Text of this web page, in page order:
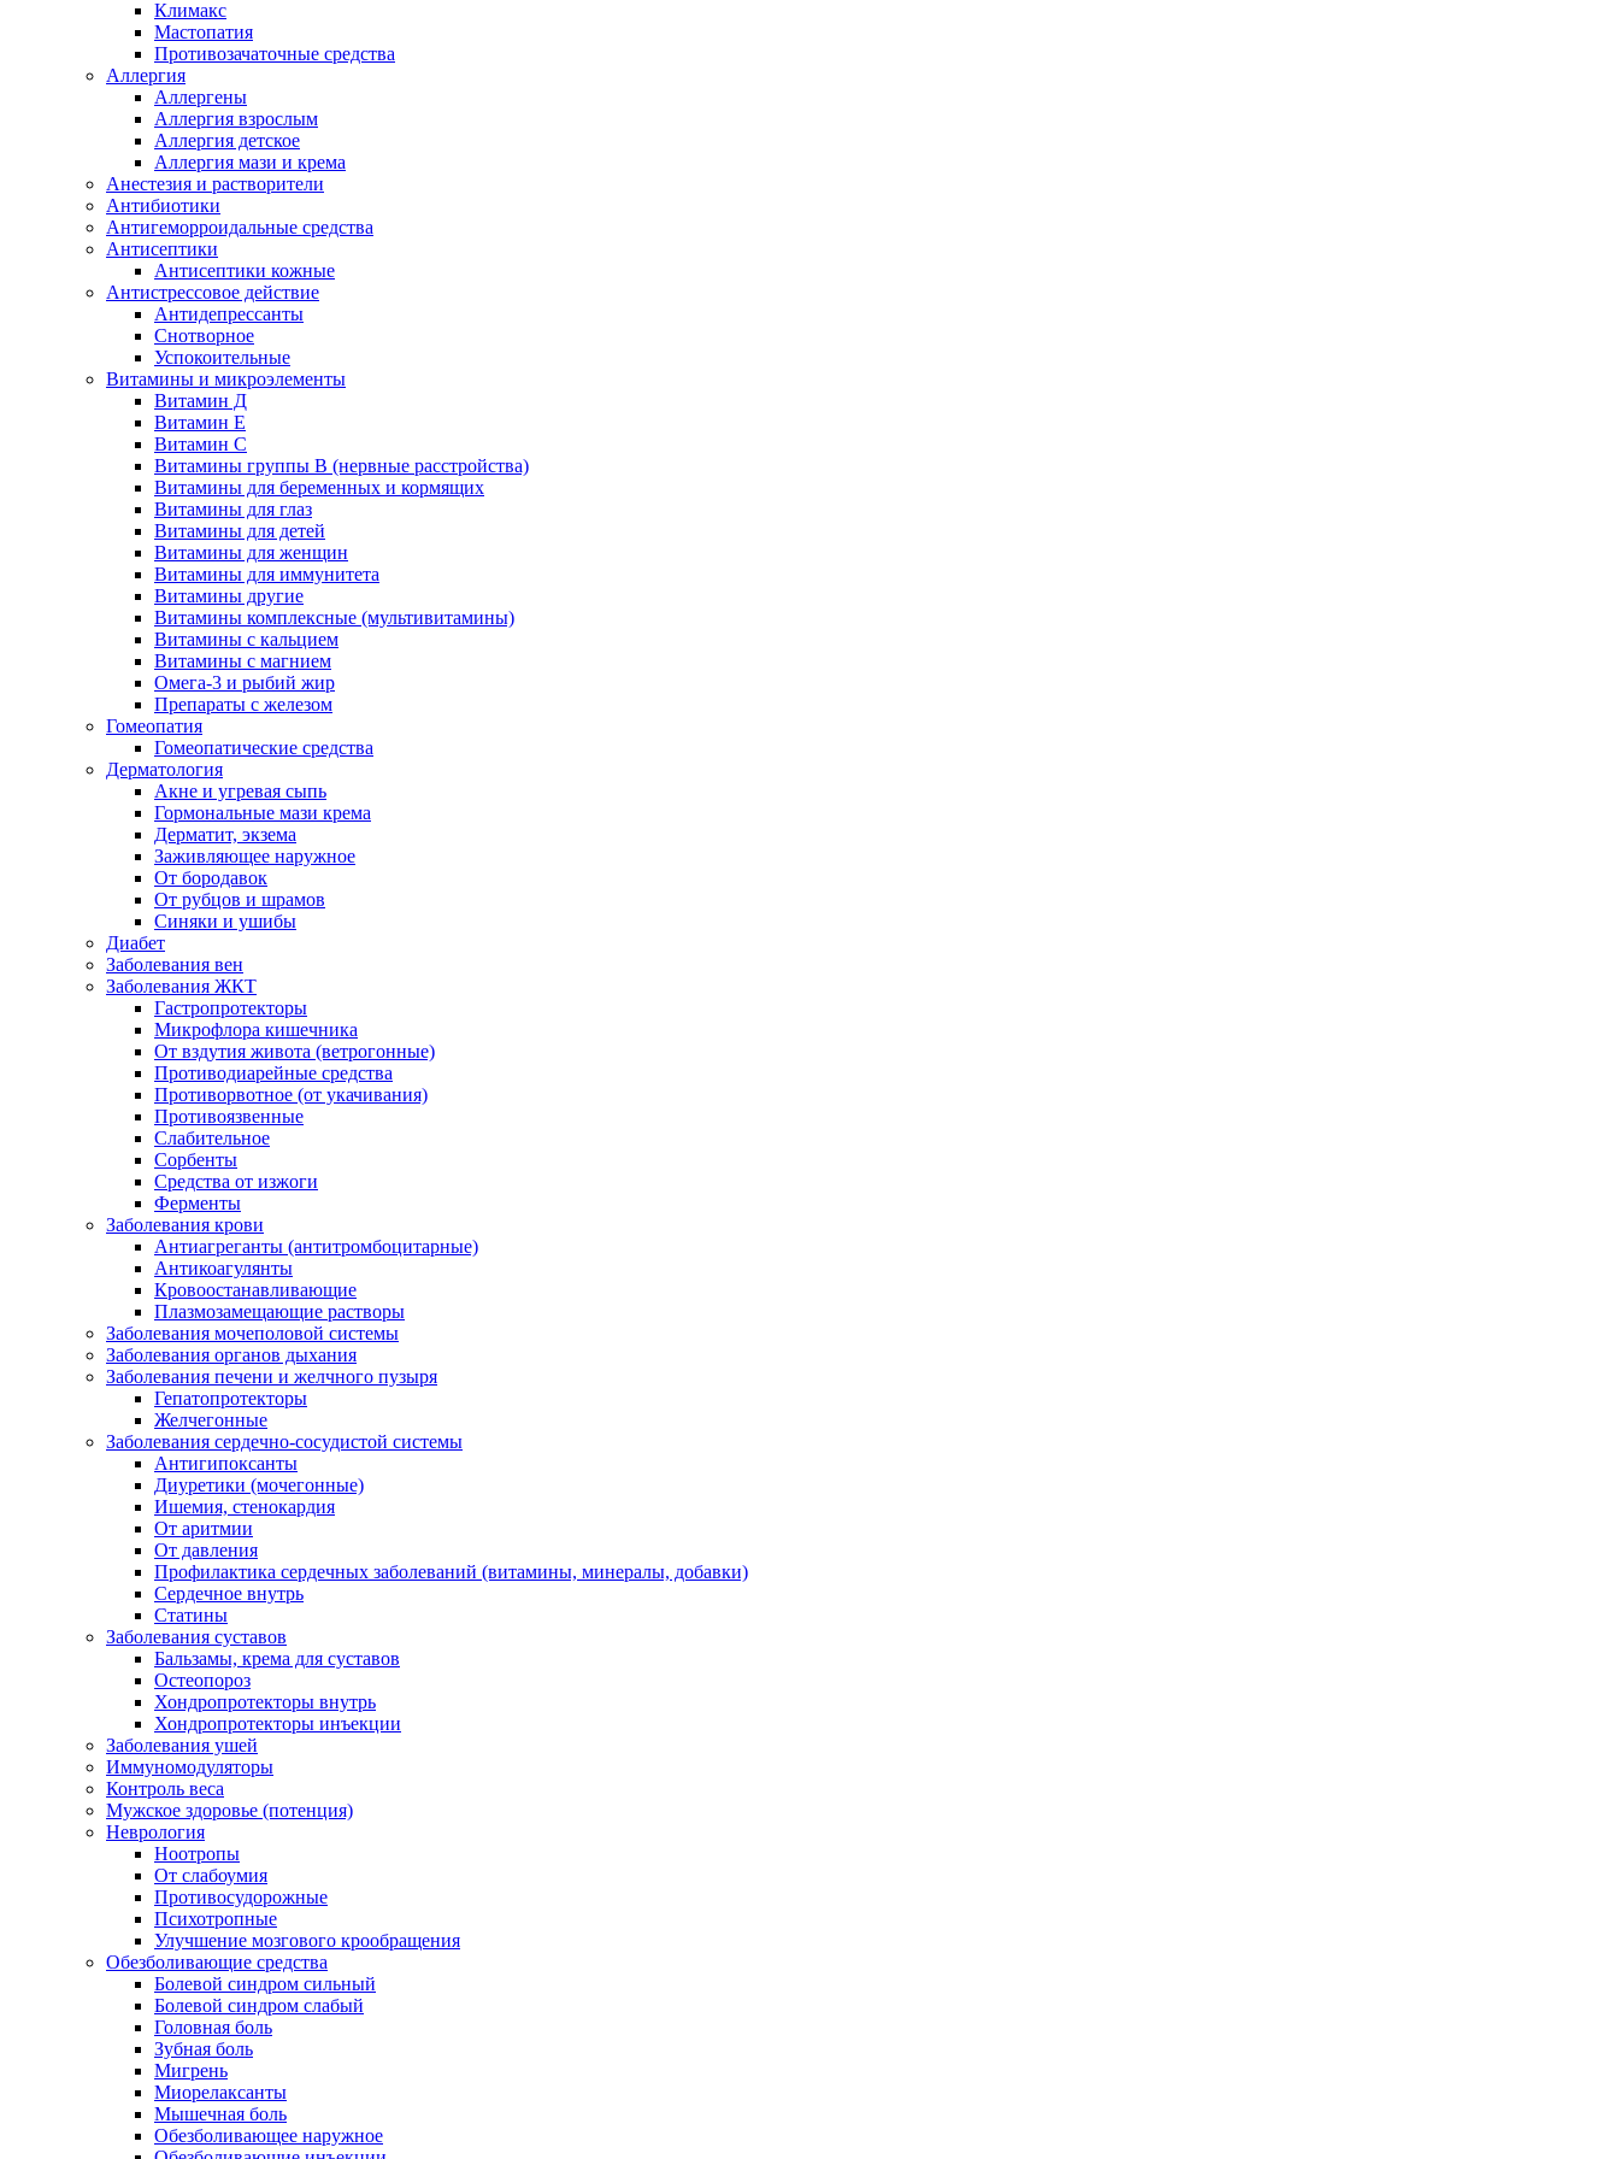
Климакс
Мастопатия
Противозачаточные средства
Аллергия
Аллергены
Аллергия взрослым
Аллергия детское
Аллергия мази и крема
Анестезия и растворители
Антибиотики
Антигеморроидальные средства
Антисептики
Антисептики кожные
Антистрессовое действие
Антидепрессанты
Снотворное
Успокоительные
Витамины и микроэлементы
Витамин Д
Витамин Е
Витамин С
Витамины группы В (нервные расстройства)
Витамины для беременных и кормящих
Витамины для глаз
Витамины для детей
Витамины для женщин
Витамины для иммунитета
Витамины другие
Витамины комплексные (мультивитамины)
Витамины с кальцием
Витамины с магнием
Омега-3 и рыбий жир
Препараты с железом
Гомеопатия
Гомеопатические средства
Дерматология
Акне и угревая сыпь
Гормональные мази крема
Дерматит, экзема
Заживляющее наружное
От бородавок
От рубцов и шрамов
Синяки и ушибы
Диабет
Заболевания вен
Заболевания ЖКТ
Гастропротекторы
Микрофлора кишечника
От вздутия живота (ветрогонные)
Противодиарейные средства
Противорвотное (от укачивания)
Противоязвенные
Слабительное
Сорбенты
Средства от изжоги
Ферменты
Заболевания крови
Антиагреганты (антитромбоцитарные)
Антикоагулянты
Кровоостанавливающие
Плазмозамещающие растворы
Заболевания мочеполовой системы
Заболевания органов дыхания
Заболевания печени и желчного пузыря
Гепатопротекторы
Желчегонные
Заболевания сердечно-сосудистой системы
Антигипоксанты
Диуретики (мочегонные)
Ишемия, стенокардия
От аритмии
От давления
Профилактика сердечных заболеваний (витамины, минералы, добавки)
Сердечное внутрь
Статины
Заболевания суставов
Бальзамы, крема для суставов
Остеопороз
Хондропротекторы внутрь
Хондропротекторы инъекции
Заболевания ушей
Иммуномодуляторы
Контроль веса
Мужское здоровье (потенция)
Неврология
Ноотропы
От слабоумия
Противосудорожные
Психотропные
Улучшение мозгового крообращения
Обезболивающие средства
Болевой синдром сильный
Болевой синдром слабый
Головная боль
Зубная боль
Мигрень
Миорелаксанты
Мышечная боль
Обезболивающее наружное